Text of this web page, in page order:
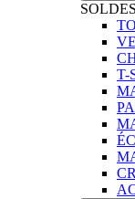
SOLDES
T-